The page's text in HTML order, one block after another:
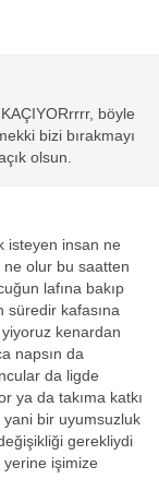
böyle
bizi bırakmayı
olsun.
isteyen insan ne
ne olur bu saatten
lafına bakıp
süredir kafasına
kenardan
napsın da
da ligde
ya da takıma katkı
bir uyumsuzluk
gerekliydi
yerine işimize